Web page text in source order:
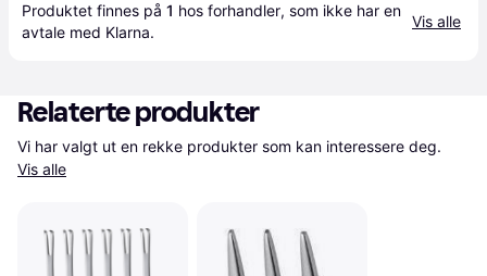
Produktet finnes på 1 hos forhandler, som ikke har en
avtale med Klarna.
Vis alle
Relaterte produkter
Vis alle